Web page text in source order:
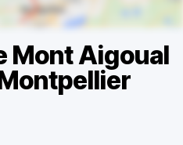
Mont Aigoual